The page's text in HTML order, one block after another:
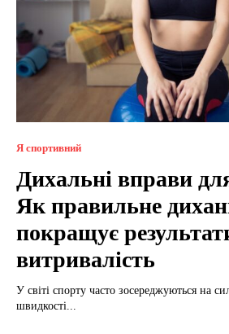
Я спортивний
Дихальні вправи
Як правильне
покращує
витривалість
У світі спорту часто зосереджуються на
швидкості...